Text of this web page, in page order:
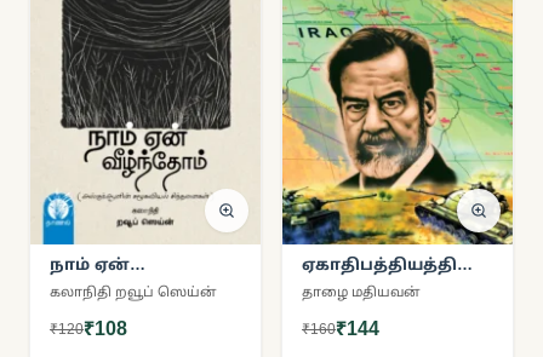
நாம் ஏன்
வீழ்ந்தோம்?
கலாநிதி றவூப் ஸெய்ன்
₹120₹108
ஏகாதிபத்தியத்தின்
எதிரி சதாம்
தாழை மதியவன்
₹160₹144